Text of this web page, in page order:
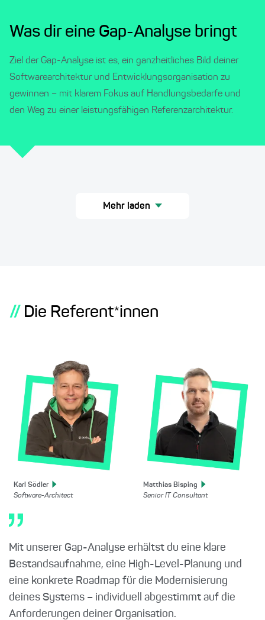
Was dir eine Gap-Analyse bringt
Ziel der Gap-Analyse ist es, ein ganzheitliches Bild deiner
Softwarearchitektur und Entwicklungsorganisation zu
gewinnen – mit klarem Fokus auf Handlungsbedarfe und
den Weg zu einer leistungsfähigen Referenzarchitektur.
Mehr laden
// Die Referent*innen
Karl Södler
Software-Architect
Matthias Bisping
Senior IT Consultant
Mit unserer Gap-Analyse erhältst du eine klare
Bestandsaufnahme, eine High-Level-Planung und
eine konkrete Roadmap für die Modernisierung
deines Systems – individuell abgestimmt auf die
Anforderungen deiner Organisation.